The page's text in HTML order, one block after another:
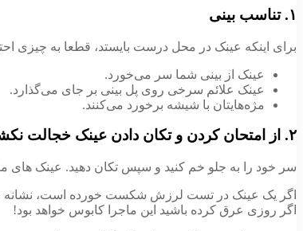
۱. تناسب بینی
برای اینکه عینک در محل درست بایستد، قطعا به چیزی
عینک از بینی شما سر می‌خورد.
عینک علائم سرخی روی پل بینی بر جای می‌گذارد.
مژه‌هایتان با شیشه برخورد می‌کنند.
۲. از امتحان کردن و تکان دادن عینک خجالت نکشید
سر خود را به جلو خم کنید و سپس تکان دهید. عینک های
اگر یک عینک در تست لرزش شکست خورده است، نشانه
اگر روزی عرق کرده باشید این ماجرا کابوس خواهد بود!